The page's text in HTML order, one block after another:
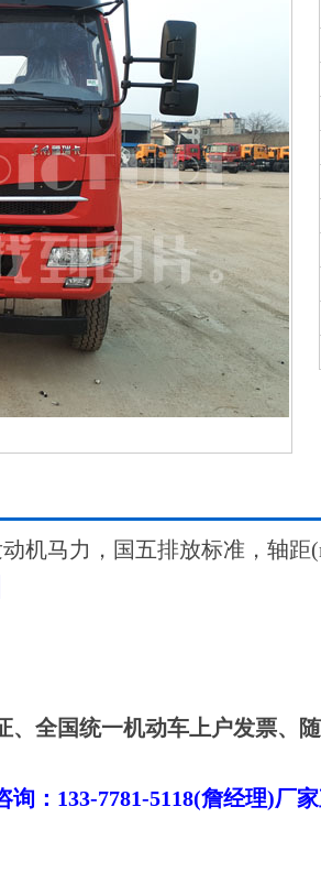
机马力，国五排放标准，轴
全国统一机动车上户发票、
：133-7781-5118(詹经理)厂家